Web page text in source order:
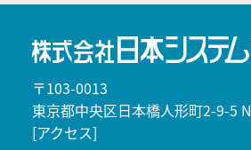
〒103-0013
東京都中央区日本橋人形町2-9-5
[アクセス]